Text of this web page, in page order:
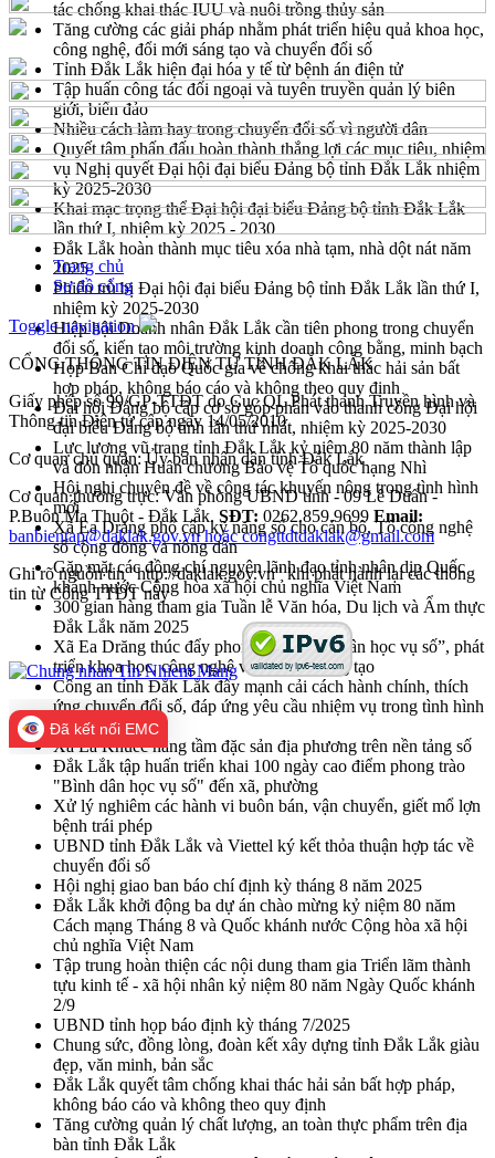
tác chống khai thác IUU và nuôi trồng thủy sản
Tăng cường các giải pháp nhằm phát triển hiệu quả khoa học,
công nghệ, đổi mới sáng tạo và chuyển đổi số
Tỉnh Đắk Lắk hiện đại hóa y tế từ bệnh án điện tử
Tập huấn công tác đối ngoại và tuyên truyền quản lý biên
giới, biển đảo
Nhiều cách làm hay trong chuyển đổi số vì người dân
Quyết tâm phấn đấu hoàn thành thắng lợi các mục tiêu, nhiệm
vụ Nghị quyết Đại hội đại biểu Đảng bộ tỉnh Đắk Lắk nhiệm
kỳ 2025-2030
Khai mạc trọng thể Đại hội đại biểu Đảng bộ tỉnh Đắk Lắk
lần thứ I, nhiệm kỳ 2025 - 2030
Đắk Lắk hoàn thành mục tiêu xóa nhà tạm, nhà dột nát năm
2025
Phiên trù bị Đại hội đại biểu Đảng bộ tỉnh Đắk Lắk lần thứ I,
nhiệm kỳ 2025-2030
Hiệp hội Doanh nhân Đắk Lắk cần tiên phong trong chuyển
đổi số, kiến tạo môi trường kinh doanh công bằng, minh bạch
Họp Ban Chỉ đạo Quốc gia về chống khai thác hải sản bất
hợp pháp, không báo cáo và không theo quy định
Đại hội Đảng bộ cấp cơ sở góp phần vào thanh công Đại hội
đại biểu Đảng bộ tỉnh lần thứ nhất, nhiệm kỳ 2025-2030
Lực lượng vũ trang tỉnh Đắk Lắk kỷ niệm 80 năm thành lập
và đón nhận Huân chương Bảo vệ Tổ quốc hạng Nhì
Hội nghị chuyên đề về công tác khuyến nông trong tình hình
mới
Xã Ea Drăng phổ cập kỹ năng số cho cán bộ, Tổ công nghệ
số cộng đồng và nông dân
Gặp mặt các đồng chí nguyên lãnh đạo tỉnh nhân dịp Quốc
khánh nước Cộng hòa xã hội chủ nghĩa Việt Nam
300 gian hàng tham gia Tuần lễ Văn hóa, Du lịch và Ẩm thực
Đắk Lắk năm 2025
Xã Ea Drăng thúc đẩy phong trào “Bình dân học vụ số”, phát
triển khoa học, công nghệ và đổi mới sáng tạo
Công an tỉnh Đắk Lắk đẩy mạnh cải cách hành chính, thích
ứng chuyển đổi số, đáp ứng yêu cầu nhiệm vụ trong tình hình
mới
Xã Ea Knuếc nâng tầm đặc sản địa phương trên nền tảng số
Đắk Lắk tập huấn triển khai 100 ngày cao điểm phong trào
"Bình dân học vụ số" đến xã, phường
Xử lý nghiêm các hành vi buôn bán, vận chuyển, giết mổ lợn
bệnh trái phép
UBND tỉnh Đắk Lắk và Viettel ký kết thỏa thuận hợp tác về
chuyển đổi số
Hội nghị giao ban báo chí định kỳ tháng 8 năm 2025
Đắk Lắk khởi động ba dự án chào mừng kỷ niệm 80 năm
Cách mạng Tháng 8 và Quốc khánh nước Cộng hòa xã hội
chủ nghĩa Việt Nam
Tập trung hoàn thiện các nội dung tham gia Triển lãm thành
tựu kinh tế - xã hội nhân kỷ niệm 80 năm Ngày Quốc khánh
2/9
UBND tỉnh họp báo định kỳ tháng 7/2025
Chung sức, đồng lòng, đoàn kết xây dựng tỉnh Đắk Lắk giàu
đẹp, văn minh, bản sắc
Đắk Lắk quyết tâm chống khai thác hải sản bất hợp pháp,
không báo cáo và không theo quy định
Tăng cường quản lý chất lượng, an toàn thực phẩm trên địa
bàn tỉnh Đắk Lắk
Trang chủ
Sơ đồ cổng
Toggle navigation
CỔNG THÔNG TIN ĐIỆN TỬ TỈNH ĐẮK LẮK
Giấy phép số 99/GP-TTĐT do Cục QL Phát thanh Truyền hình và
Thông tin Điện tử cấp ngày 14/05/2010
Cơ quan chủ quản: Ủy ban nhân dân tỉnh Đắk Lắk
Cơ quan thường trực: Văn phòng UBND tỉnh - 09 Lê Duẩn -
P.Buôn Ma Thuột - Đắk Lắk. SĐT: 0262.859.9699 Email:
banbientap@daklak.gov.vn hoặc congttdtdaklak@gmail.com
Ghi rõ nguồn tin "http://daklak.gov.vn" khi phát hành lại các thông
tin từ Cổng TTĐT này
Đã kết nối EMC